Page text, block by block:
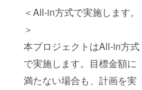
＜All-in方式で実施します。
＞
本プロジェクトはAll-in方式
で実施します。目標金額に
満たない場合も、計画を実